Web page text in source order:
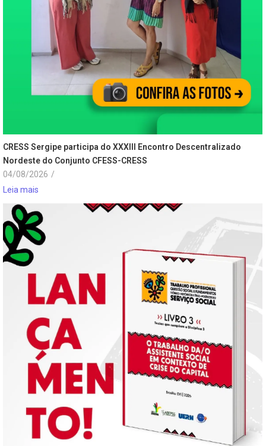
CRESS Sergipe participa do XXXIII Encontro Descentralizado
Nordeste do Conjunto CFESS-CRESS
04/08/2026 /
Leia mais